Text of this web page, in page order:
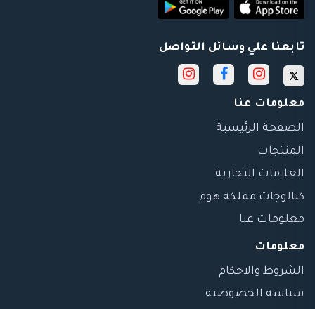
تابعنا علي وسائل التواصل
معلومات عنا
الصفحة الرئيسية
المنتجات
العلامات التجارية
كتالوجات مملكة هوم
معلومات عنا
معلومات
الشروط والاحكام
سياسة الخصوصية